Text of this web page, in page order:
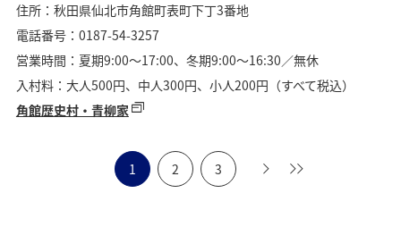
住所：秋田県仙北市角館町表町下丁3番地
電話番号：0187-54-3257
営業時間：夏期9:00〜17:00、冬期9:00〜16:30／無休
入村料：大人500円、中人300円、小人200円（すべて税込）
角館歴史村・青柳家
1 2 3